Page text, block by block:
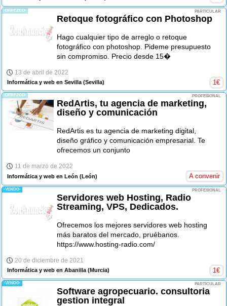
-OFREZCO- PARTICULAR
Retoque fotográfico con Photoshop
Hago cualquier tipo de arreglo o retoque
fotográfico con photoshop. Pideme presupuesto
sin compromiso. Precio desde 15�
13 de abril de 2022
Informática y web en Sevilla (Sevilla) 1€
-OFREZCO- PROFESIONAL
RedArtis, tu agencia de marketing,
diseño y comunicación
RedArtis es tu agencia de marketing digital,
diseño gráfico y comunicación empresarial. Te
ofrecemos un conjunto
11 de marzo de 2022
Informática y web en León (León) A convenir
-VENDO- PROFESIONAL
Servidores web Hosting, Radio
Streaming, VPS, Dedicados.
Ofrecemos los mejores servidores web hosting
más baratos del mercado, pruébanos.
https://www.hosting-radio.com/
20 de diciembre de 2021
Informática y web en Abanilla (Murcia) 1€
-VENDO- PARTICULAR
Software agropecuario. consultoria
gestion integral